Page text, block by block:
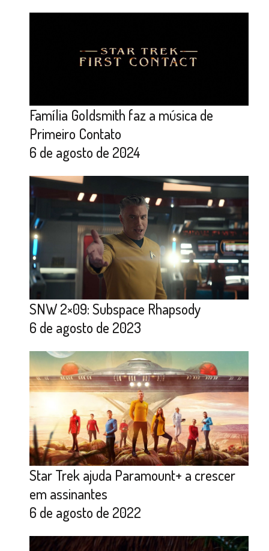
Família Goldsmith faz a música de
Primeiro Contato
6 de agosto de 2024
SNW 2×09: Subspace Rhapsody
6 de agosto de 2023
Star Trek ajuda Paramount+ a crescer
em assinantes
6 de agosto de 2022